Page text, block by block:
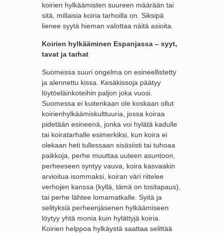
koirien hylkäämisten suureen määrään tai
sitä, millaisia koiria tarhoilla on. Siksipä
lienee syytä hieman valottaa näitä asioita.
Koirien hylkääminen Espanjassa – syyt,
tavat ja tarhat
Suomessa suuri ongelma on esineellistetty
ja alennettu kissa. Kesäkissoja päätyy
löytöeläinkoteihin paljon joka vuosi.
Suomessa ei kuitenkaan ole koskaan ollut
koirienhylkäämiskulttuuria, jossa koiraa
pidetään esineenä, jonka voi hylätä kadulle
tai koiratarhalle esimerkiksi, kun koira ei
olekaan heti tullessaan sisäsiisti tai tuhoaa
paikkoja, perhe muuttaa uuteen asuntoon,
perheeseen syntyy vauva, koira kasvaakin
arvioitua isommaksi, koiran väri riitelee
verhojen kanssa (kyllä, tämä on tositapaus),
tai perhe lähtee lomamatkalle. Syitä ja
selityksiä perheenjäsenen hylkäämiseen
löytyy yhtä monia kuin hylättyjä koiria.
Koirien helppoa hylkäystä saattaa selittää